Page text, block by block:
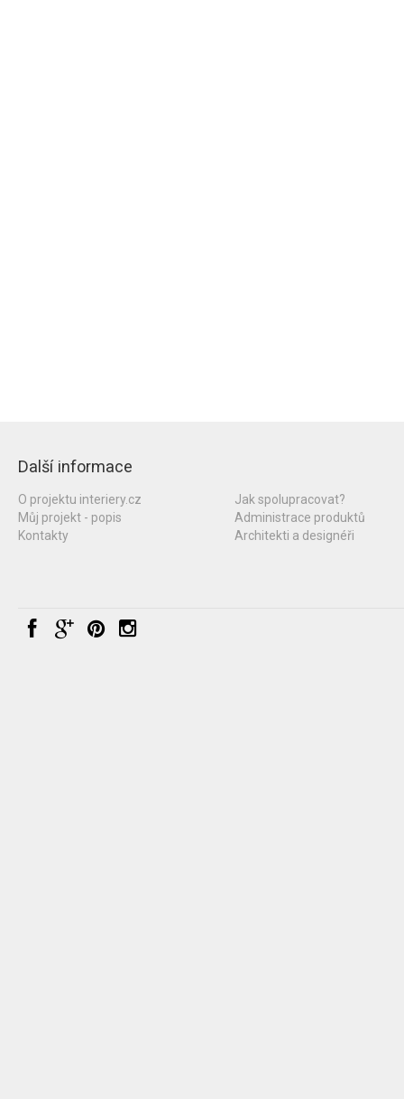
Další informace
O projektu interiery.cz
Můj projekt - popis
Kontakty
Jak spolupracovat?
Administrace produktů
Architekti a designéři